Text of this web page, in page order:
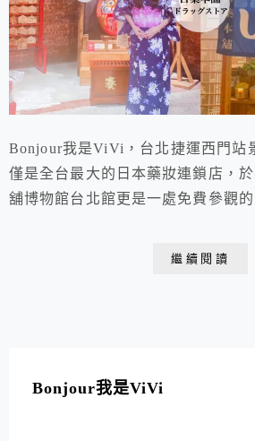
Bonjour我是ViVi，台北捷運西門站
僅是全台最大的日本藥妝連鎖店，
舖博物館台北館更是一處免費參觀
繼續閱讀
Bonjour我是ViVi